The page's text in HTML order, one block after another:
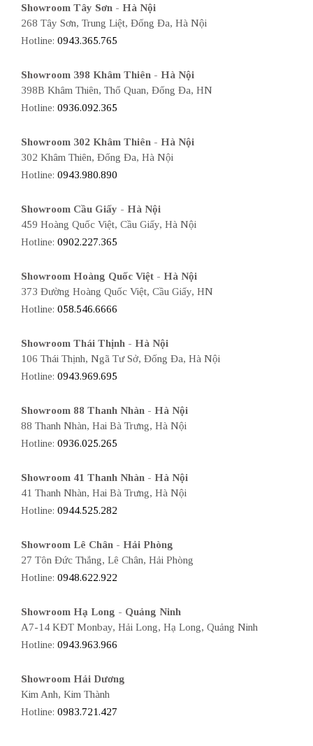
Showroom Tây Sơn - Hà Nội
268 Tây Sơn, Trung Liệt, Đống Đa, Hà Nội
Hotline: 0943.365.765
Showroom 398 Khâm Thiên - Hà Nội
398B Khâm Thiên, Thổ Quan, Đống Đa, HN
Hotline: 0936.092.365
Showroom 302 Khâm Thiên - Hà Nội
302 Khâm Thiên, Đống Đa, Hà Nội
Hotline: 0943.980.890
Showroom Cầu Giấy - Hà Nội
459 Hoàng Quốc Việt, Cầu Giấy, Hà Nội
Hotline: 0902.227.365
Showroom Hoàng Quốc Việt - Hà Nội
373 Đường Hoàng Quốc Việt, Cầu Giấy, HN
Hotline: 058.546.6666
Showroom Thái Thịnh - Hà Nội
106 Thái Thịnh, Ngã Tư Sở, Đống Đa, Hà Nội
Hotline: 0943.969.695
Showroom 88 Thanh Nhàn - Hà Nội
88 Thanh Nhàn, Hai Bà Trưng, Hà Nội
Hotline: 0936.025.265
Showroom 41 Thanh Nhàn - Hà Nội
41 Thanh Nhàn, Hai Bà Trưng, Hà Nội
Hotline: 0944.525.282
Showroom Lê Chân - Hải Phòng
27 Tôn Đức Thắng, Lê Chân, Hải Phòng
Hotline: 0948.622.922
Showroom Hạ Long - Quảng Ninh
A7-14 KĐT Monbay, Hải Long, Hạ Long, Quảng Ninh
Hotline: 0943.963.966
Showroom Hải Dương
Kim Anh, Kim Thành
Hotline: 0983.721.427